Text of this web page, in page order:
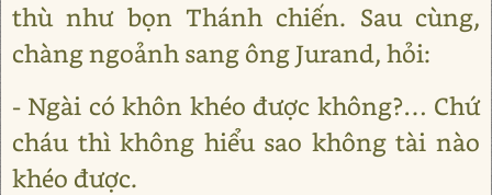
thù như bọn Thánh chiến. Sau cùng,
chàng ngoảnh sang ông Jurand, hỏi:
- Ngài có khôn khéo được không?… Chứ
cháu thì không hiểu sao không tài nào
khéo được.